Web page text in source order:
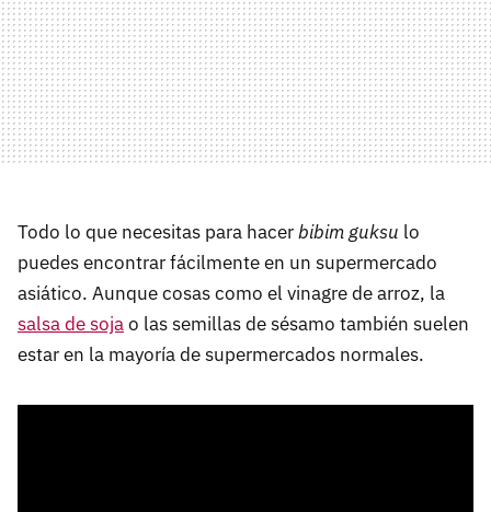
Todo lo que necesitas para hacerbibim guksu lo
puedes encontrar fácilmente en un supermercado
asiático. Aunque cosas como el vinagre de arroz, la
salsa de sojao las semillas de sésamo también suelen
estar en la mayoría de supermercados normales.